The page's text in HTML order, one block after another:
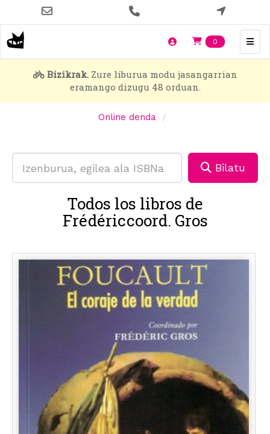
main
content
0 Items en
Bizikrak.Zure liburua modu jasangarrian
eramango dizugu 48 orduan.
Online denda
Bilatu
Todos los libros de
Frédériccoord. Gros